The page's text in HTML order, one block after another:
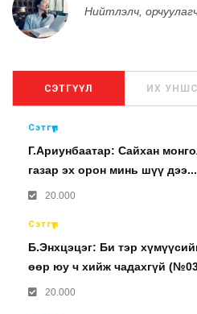
Нийтлэлч,
СЭТГҮҮЛ ИХ
Сэтгүүл
Г.Ариунбаатар: Сайхан
газар эх орон минь шүү дээ...
20.000
Сэтгүүл
Б.Энхцэцэг: Би тэр
өөр юу ч хийж чадахгүй
20.000